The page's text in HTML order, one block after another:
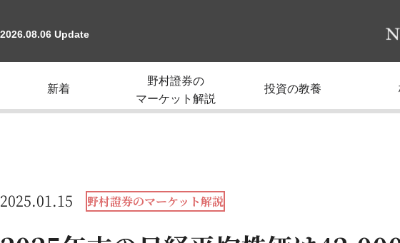
2026.08.06 Update
新着
野村證券の
マーケット解説
投資の教養
2025.01.15 野村證券のマーケット解説